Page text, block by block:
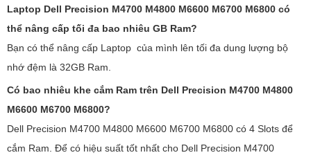
Laptop Dell Precision M4700 M4800 M6600 M6700 M6800 có
thể nâng cấp tối đa bao nhiêu GB Ram?
Bạn có thể nâng cấp Laptop của mình lên tối đa dung lượng bộ
nhớ đệm là 32GB Ram.
Có bao nhiêu khe cắm Ram trên Dell Precision M4700 M4800
M6600 M6700 M6800?
Dell Precision M4700 M4800 M6600 M6700 M6800 có 4 Slots để
cắm Ram. Để có hiệu suất tốt nhất cho Dell Precision M4700